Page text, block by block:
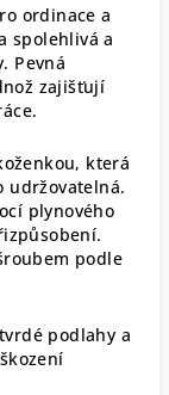
ordinace a
spolehlivá a
Pevná
zajišťují
která
udržovatelná.
plynového
podle
podlahy a